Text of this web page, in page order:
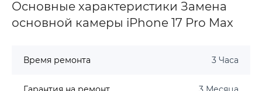
Основные характеристики Замена
основной камеры iPhone 17 Pro Max
Время ремонта 3 Часа